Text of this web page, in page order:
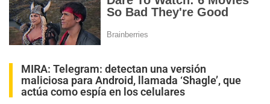
MIRA: Telegram: detectan una versión
maliciosa para Android, llamada ‘Shagle’, que
actúa como espía en los celulares